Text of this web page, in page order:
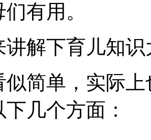
有用。
讲解下育儿知
似简单，实际
几个方面：